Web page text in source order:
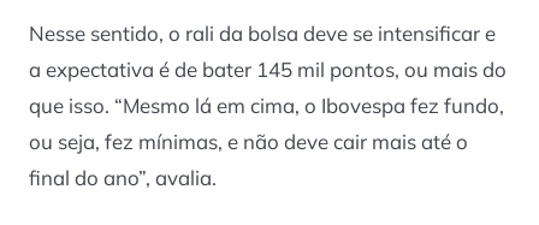
Nesse sentido, o rali da bolsa deve se intensificar e
a expectativa é de bater 145 mil pontos, ou mais do
que isso. “Mesmo lá em cima, o Ibovespa fez fundo,
ou seja, fez mínimas, e não deve cair mais até o
final do ano”, avalia.